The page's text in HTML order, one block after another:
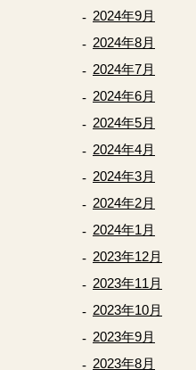
2024年9月
2024年8月
2024年7月
2024年6月
2024年5月
2024年4月
2024年3月
2024年2月
2024年1月
2023年12月
2023年11月
2023年10月
2023年9月
2023年8月